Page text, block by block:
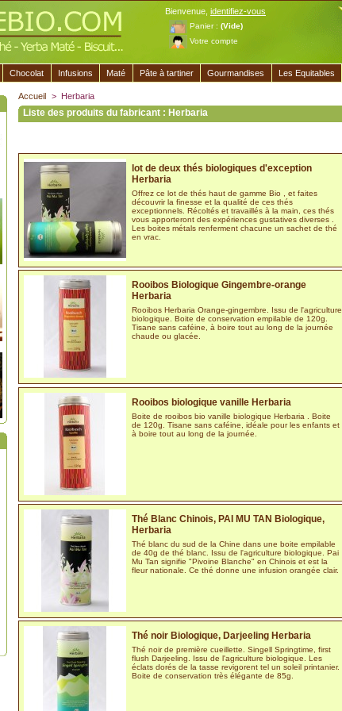
Bienvenue, identifiez-vous
Panier : (Vide)
Votre compte
Chocolat Infusions Maté Pâte à tartiner Gourmandises Les Equitables
Accueil > Herbaria
Liste des produits du fabricant : Herbaria
lot de deux thés biologiques d'exception
Herbaria
Offrez ce lot de thés haut de gamme Bio , et faites
découvrir la finesse et la qualité de ces thés
exceptionnels. Récoltés et travaillés à la main, ces thés
vous apporteront des expériences gustatives diverses .
Les boites métals renferment chacune un sachet de thé
en vrac.
Rooibos Biologique Gingembre-orange
Herbaria
Rooibos Herbaria Orange-gingembre. Issu de l'agriculture
biologique. Boite de conservation empilable de 120g.
Tisane sans caféine, à boire tout au long de la journée
chaude ou glacée.
Rooibos biologique vanille Herbaria
Boite de rooibos bio vanille biologique Herbaria . Boite
de 120g. Tisane sans caféine, idéale pour les enfants et
à boire tout au long de la journée.
Thé Blanc Chinois, PAI MU TAN Biologique,
Herbaria
Thé blanc du sud de la Chine dans une boite empilable
de 40g de thé blanc. Issu de l'agriculture biologique. Pai
Mu Tan signifie "Pivoine Blanche" en Chinois et est la
fleur nationale. Ce thé donne une infusion orangée clair.
Thé noir Biologique, Darjeeling Herbaria
Thé noir de première cueillette. Singell Springtime, first
flush Darjeeling. Issu de l'agriculture biologique. Les
éclats dorés de la tasse revigorent tel un soleil printanier.
Boite de conservation très élégante de 85g.